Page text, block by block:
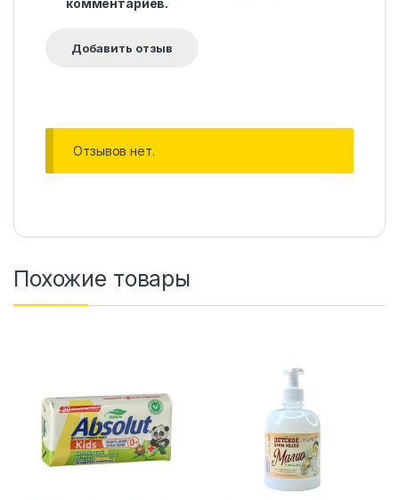
комментариев.
Отзывов нет.
Похожие товары